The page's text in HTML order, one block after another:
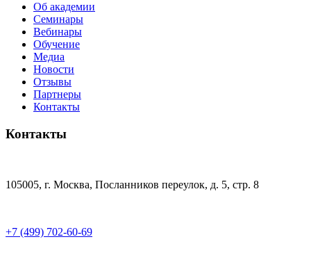
Об академии
Семинары
Вебинары
Обучение
Медиа
Новости
Отзывы
Партнеры
Контакты
Контакты
105005, г. Москва, Посланников переулок, д. 5, стр. 8
+7 (499) 702-60-69